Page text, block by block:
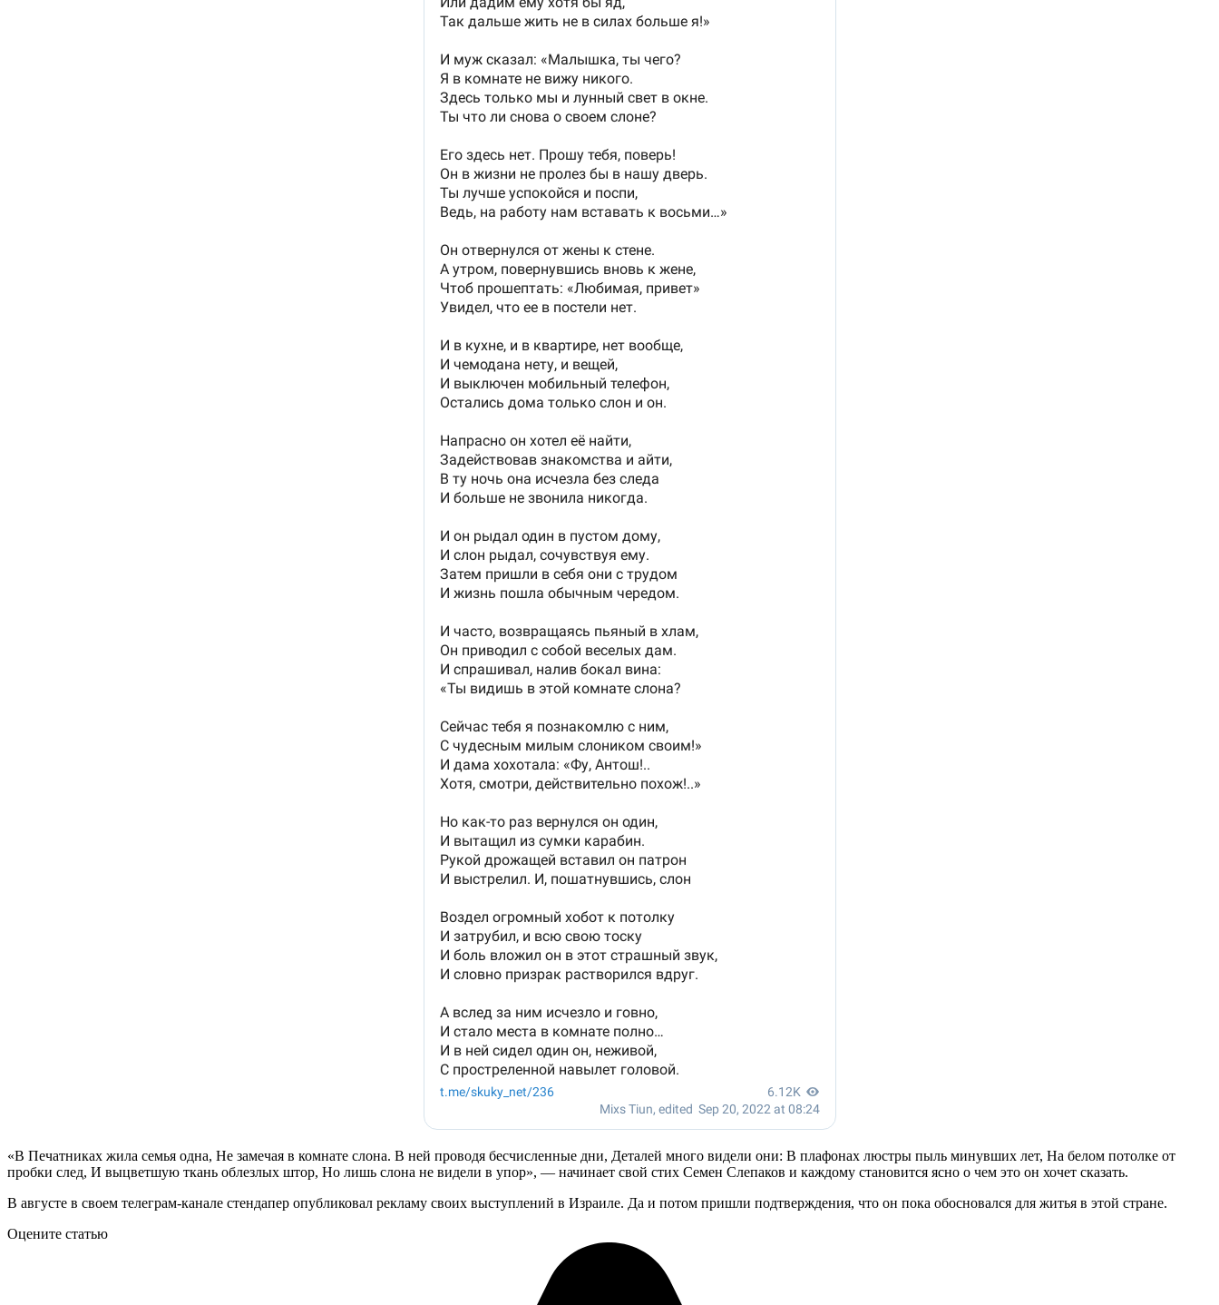
«В Печатниках жила семья одна, Не замечая в комнате слона. В ней проводя бесчисленные дни, Деталей много видели они: В плафонах люстры пыль минувших лет, На белом потолке от
пробки след, И выцветшую ткань облезлых штор, Но лишь слона не видели в упор», — начинает свой стих Семен Слепаков и каждому становится ясно о чем это он хочет сказать.
В августе в своем телеграм-канале стендапер опубликовал рекламу своих выступлений в Израиле. Да и потом пришли подтверждения, что он пока обосновался для житья в этой стране.
Оцените статью